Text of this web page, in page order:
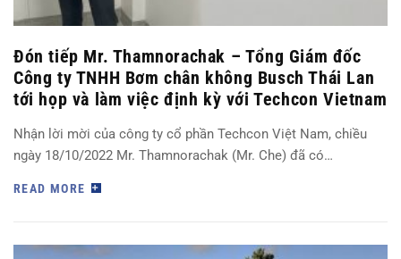
Đón tiếp Mr. Thamnorachak – Tổng Giám đốc
Công ty TNHH Bơm chân không Busch Thái Lan
tới họp và làm việc định kỳ với Techcon Vietnam
Nhận lời mời của công ty cổ phần Techcon Việt Nam, chiều
ngày 18/10/2022 Mr. Thamnorachak (Mr. Che) đã có…
READ MORE